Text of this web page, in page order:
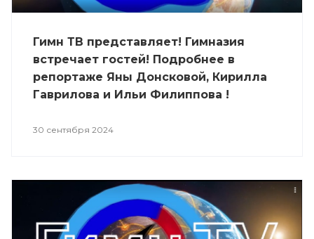
Гимн ТВ представляет! Гимназия
встречает гостей! Подробнее в
репортаже Яны Донсковой, Кирилла
Гаврилова и Ильи Филиппова !
30 сентября 2024